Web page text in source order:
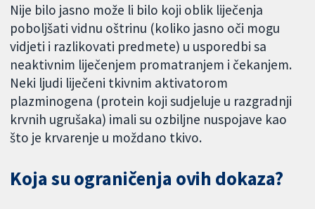
Nije bilo jasno može li bilo koji oblik liječenja
poboljšati vidnu oštrinu (koliko jasno oči mogu
vidjeti i razlikovati predmete) u usporedbi sa
neaktivnim liječenjem promatranjem i čekanjem.
Neki ljudi liječeni tkivnim aktivatorom
plazminogena (protein koji sudjeluje u razgradnji
krvnih ugrušaka) imali su ozbiljne nuspojave kao
što je krvarenje u moždano tkivo.
Koja su ograničenja ovih dokaza?